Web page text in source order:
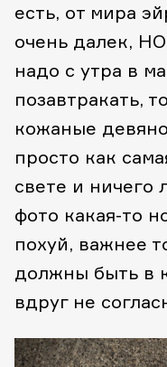
есть, от мира
очень далек,
надо с утра в
позавтракать,
кожаные
просто как
свете и ничего
фото какая-то
похуй, важнее
должны быть в
вдруг не